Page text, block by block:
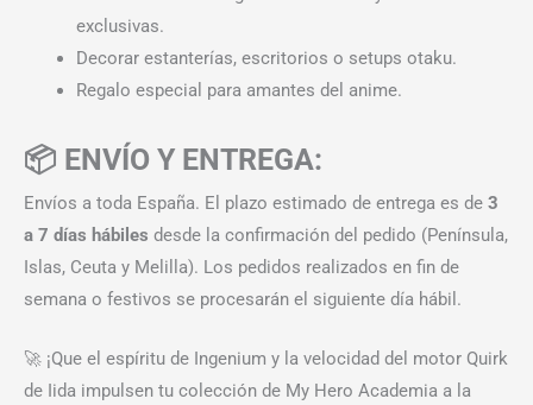
exclusivas.
Decorar estanterías, escritorios o setups otaku.
Regalo especial para amantes del anime.
📦 ENVÍO Y ENTREGA:
Envíos a toda España. El plazo estimado de entrega es de 3
a 7 días hábiles desde la confirmación del pedido (Península,
Islas, Ceuta y Melilla). Los pedidos realizados en fin de
semana o festivos se procesarán el siguiente día hábil.
🚀 ¡Que el espíritu de Ingenium y la velocidad del motor Quirk
de Iida impulsen tu colección de My Hero Academia a la